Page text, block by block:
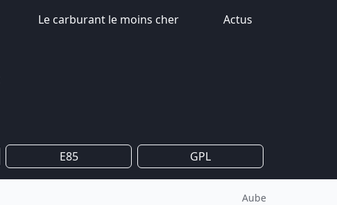
Le carburant le moins cher Actus
E85 GPL
Aube